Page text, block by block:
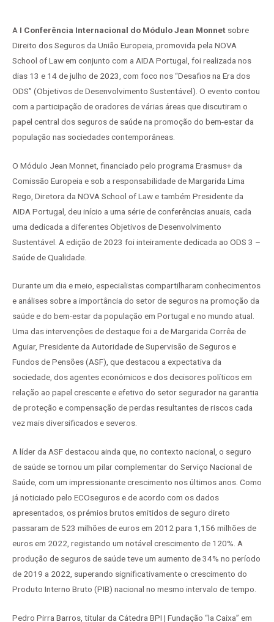
A I Conferência Internacional do Módulo Jean Monnet sobre
Direito dos Seguros da União Europeia, promovida pela NOVA
School of Law em conjunto com a AIDA Portugal, foi realizada nos
dias 13 e 14 de julho de 2023, com foco nos “Desafios na Era dos
ODS” (Objetivos de Desenvolvimento Sustentável). O evento contou
com a participação de oradores de várias áreas que discutiram o
papel central dos seguros de saúde na promoção do bem-estar da
população nas sociedades contemporâneas.
O Módulo Jean Monnet, financiado pelo programa Erasmus+ da
Comissão Europeia e sob a responsabilidade de Margarida Lima
Rego, Diretora da NOVA School of Law e também Presidente da
AIDA Portugal, deu início a uma série de conferências anuais, cada
uma dedicada a diferentes Objetivos de Desenvolvimento
Sustentável. A edição de 2023 foi inteiramente dedicada ao ODS 3 –
Saúde de Qualidade.
Durante um dia e meio, especialistas compartilharam conhecimentos
e análises sobre a importância do setor de seguros na promoção da
saúde e do bem-estar da população em Portugal e no mundo atual.
Uma das intervenções de destaque foi a de Margarida Corrêa de
Aguiar, Presidente da Autoridade de Supervisão de Seguros e
Fundos de Pensões (ASF), que destacou a expectativa da
sociedade, dos agentes económicos e dos decisores políticos em
relação ao papel crescente e efetivo do setor segurador na garantia
de proteção e compensação de perdas resultantes de riscos cada
vez mais diversificados e severos.
A líder da ASF destacou ainda que, no contexto nacional, o seguro
de saúde se tornou um pilar complementar do Serviço Nacional de
Saúde, com um impressionante crescimento nos últimos anos. Como
já noticiado pelo ECOseguros e de acordo com os dados
apresentados, os prémios brutos emitidos de seguro direto
passaram de 523 milhões de euros em 2012 para 1,156 milhões de
euros em 2022, registando um notável crescimento de 120%. A
produção de seguros de saúde teve um aumento de 34% no período
de 2019 a 2022, superando significativamente o crescimento do
Produto Interno Bruto (PIB) nacional no mesmo intervalo de tempo.
Pedro Pirra Barros, titular da Cátedra BPI | Fundação “la Caixa” em